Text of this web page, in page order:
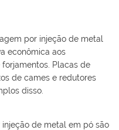
por injeção de metal
econômica aos
Placas de
de cames e redutores
disso.
de metal em pó são